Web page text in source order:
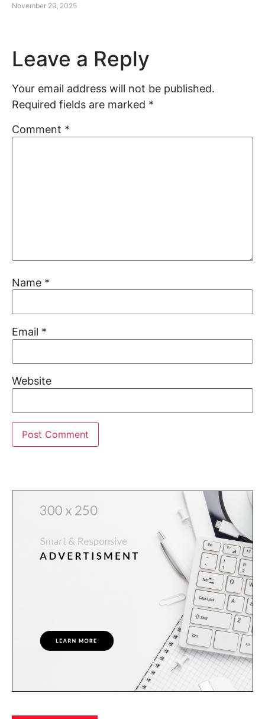
November 29, 2025
Leave a Reply
Your email address will not be published.
Required fields are marked *
Comment *
Name *
Email *
Website